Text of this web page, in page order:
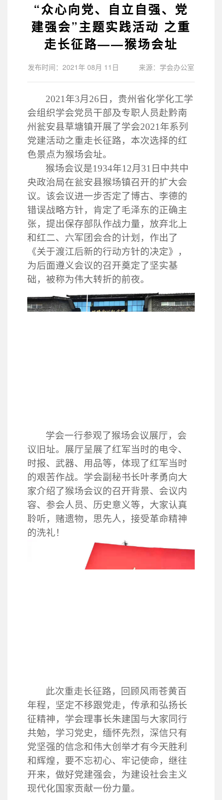
“众心向党、自立自强、党
建强会”主题实践活动 之重
走长征路——猴场会址
发布时间：2021年 08月 11日 来源：学会办公室
2021年3月26日，贵州省化学化工学
会组织学会党员干部及专职人员赴黔南
州瓮安县草塘镇开展了学会2021年系列
党建活动之重走长征路，本次选择的红
色景点为猴场会址。
猴场会议是1934年12月31日中共中
央政治局在瓮安县猴场镇召开的扩大会
议。该会议进一步否定了博古、李德的
错误战略方针，肯定了毛泽东的正确主
张，提出保存部队作战力量，放弃北上
和红二、六军团会合的计划 ， 作出了
《关于渡江后新的行动方针的决定》，
为后面遵义会议的召开奠定了坚实基
础，被称为伟大转折的前夜。
学会一行参观了猴场会议展厅，会
议旧址。展厅呈展了红军当时的电令、
时报、武器、用品等，体现了红军当时
的艰苦作战。学会副秘书长叶孝勇向大
家介绍了猴场会议的召开背景、会议内
容、参会人员、历史意义等，大家认真
聆听，赌遗物，思先人，接受革命精神
的洗礼！
此次重走长征路，回顾风雨苍黄百
年程，坚定不移跟党走，传承和弘扬长
征精神，学会理事长朱建国与大家同行
共勉，学习党史，缅怀先烈，深信只有
党坚强的信念和伟大创举才有今天胜利
和辉煌，要不忘初心、牢记使命，继往
开来，做好党建强会，为建设社会主义
现代化国家贡献一份力量。